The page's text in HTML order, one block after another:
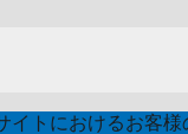
トにおけるお客